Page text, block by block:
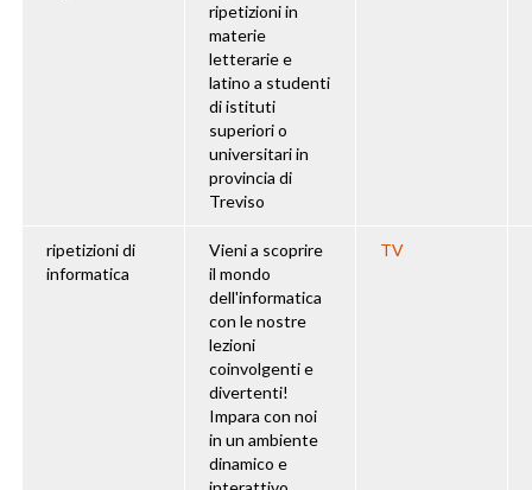
ripetizioni in
materie
letterarie e
latino a studenti
di istituti
superiori o
universitari in
provincia di
Treviso
ripetizioni di
informatica
Vieni a scoprire
il mondo
dell'informatica
con le nostre
lezioni
coinvolgenti e
divertenti!
Impara con noi
in un ambiente
dinamico e
TV